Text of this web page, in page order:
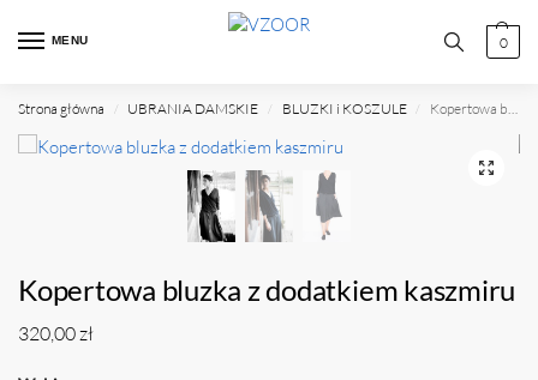
MENU 0
Strona główna / UBRANIA DAMSKIE / BLUZKI i KOSZULE / Kopertowa bluzka z dodatkiem kaszmiru
Kopertowa bluzka z dodatkiem kaszmiru
320,00zł